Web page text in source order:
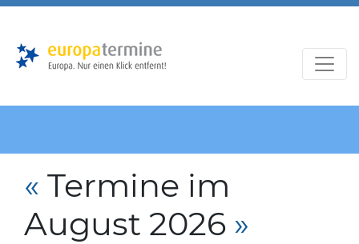
« Termine im
August 2026 »